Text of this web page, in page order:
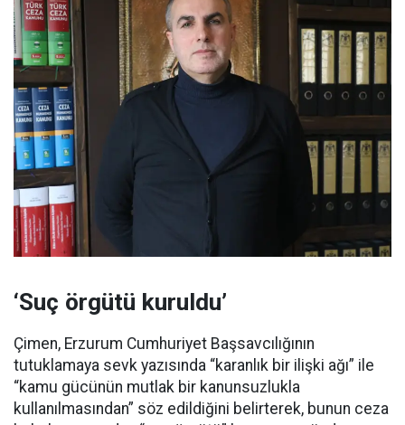
‘Suç örgütü kuruldu’
Çimen, Erzurum Cumhuriyet Başsavcılığının
tutuklamaya sevk yazısında “karanlık bir ilişki ağı” ile
“kamu gücünün mutlak bir kanunsuzlukla
kullanılmasından” söz edildiğini belirterek, bunun ceza